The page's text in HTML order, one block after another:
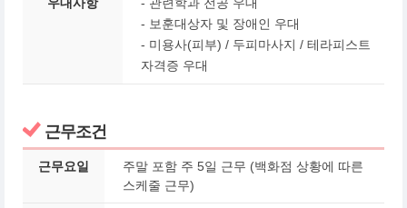
- 보훈대상자 및 장애인 우대
- 미용사(피부) / 두피마사지 / 테라피스트
자격증 우대
근무조건
근무요일
주말 포함 주 5일 근무 (백화점 상황에 따른
스케줄 근무)